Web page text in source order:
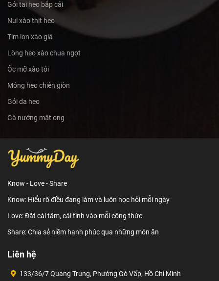
Gỏi tai heo bắp cải
Nui xào thịt heo
Tim lợn xào giá
Lòng heo xào chua ngọt
Ốc mỡ xào tỏi
Móng heo chiên giòn
Gỏi da heo
Gà nướng mật ong
Know - Love - Share
Know: Hiểu rõ điều đang làm và luôn học hỏi mỗi ngày
Love: Đặt cái tâm, cái tình vào mỗi công thức
Share: Chia sẻ niềm hạnh phúc qua những món ăn
Liên hệ
133/36/7 Quang Trung, Phường Gò Vấp, Hồ Chí Minh